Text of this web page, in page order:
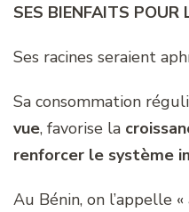
SES BIENFAITS POUR
Ses racines seraient
Sa consommation
vue, favorise la
renforcer le système
Au Bénin, on l’appelle